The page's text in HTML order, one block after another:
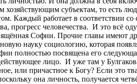
хозяйствующим субъектам, то есть
Каждый работает в соответствии
прогресс человечества. И это всё
Софии. Прочие главы имеют
науку социологию, которая
полностью посвящена его
лицо. И ужетам у
, или причастное к Богу? Если это
она личность, получается